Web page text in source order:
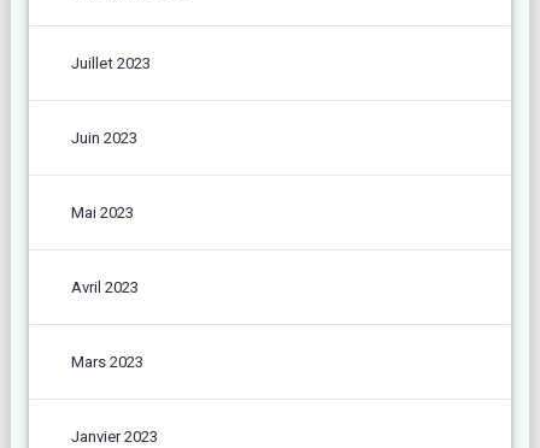
Juillet 2023
Juin 2023
Mai 2023
Avril 2023
Mars 2023
Janvier 2023